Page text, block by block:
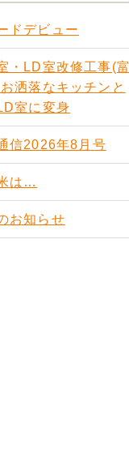
ドデビュー
・LD室改修工事(富
洒落なキッチンと
室に変身
信2026年8月号
は…
お知らせ